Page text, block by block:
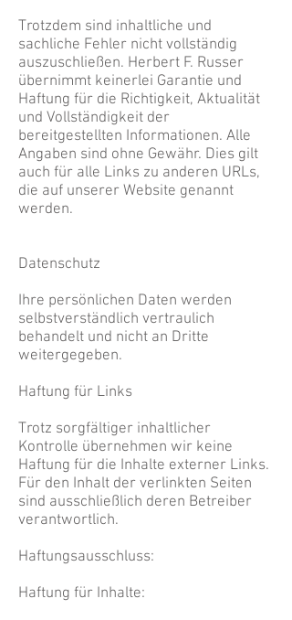
Trotzdem sind inhaltliche und
sachliche Fehler nicht vollständig
auszuschließen. Herbert F. Russer
übernimmt keinerlei Garantie und
Haftung für die Richtigkeit, Aktualität
und Vollständigkeit der
bereitgestellten Informationen. Alle
Angaben sind ohne Gewähr. Dies gilt
auch für alle Links zu anderen URLs,
die auf unserer Website genannt
werden.
Datenschutz
Ihre persönlichen Daten werden
selbstverständlich vertraulich
behandelt und nicht an Dritte
weitergegeben.
Haftung für Links
Trotz sorgfältiger inhaltlicher
Kontrolle übernehmen wir keine
Haftung für die Inhalte externer Links.
Für den Inhalt der verlinkten Seiten
sind ausschließlich deren Betreiber
verantwortlich.
Haftungsausschluss:
Haftung für Inhalte: